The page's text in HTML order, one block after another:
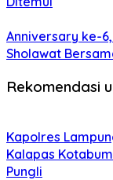
Anniversary ke-
Sholawat
Rekomendasi
Kapolres
Kalapas
Pungli